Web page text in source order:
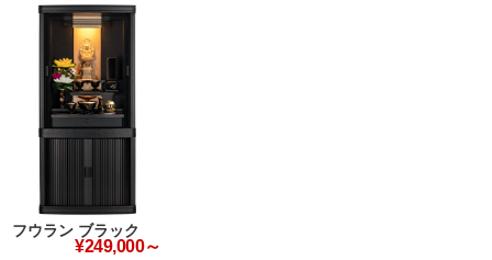
フウラン ブラック
¥249,000～